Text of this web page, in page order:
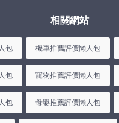
相關網站
包 機車推薦評價懶人包
包 寵物推薦評價懶人包
包 母嬰推薦評價懶人包